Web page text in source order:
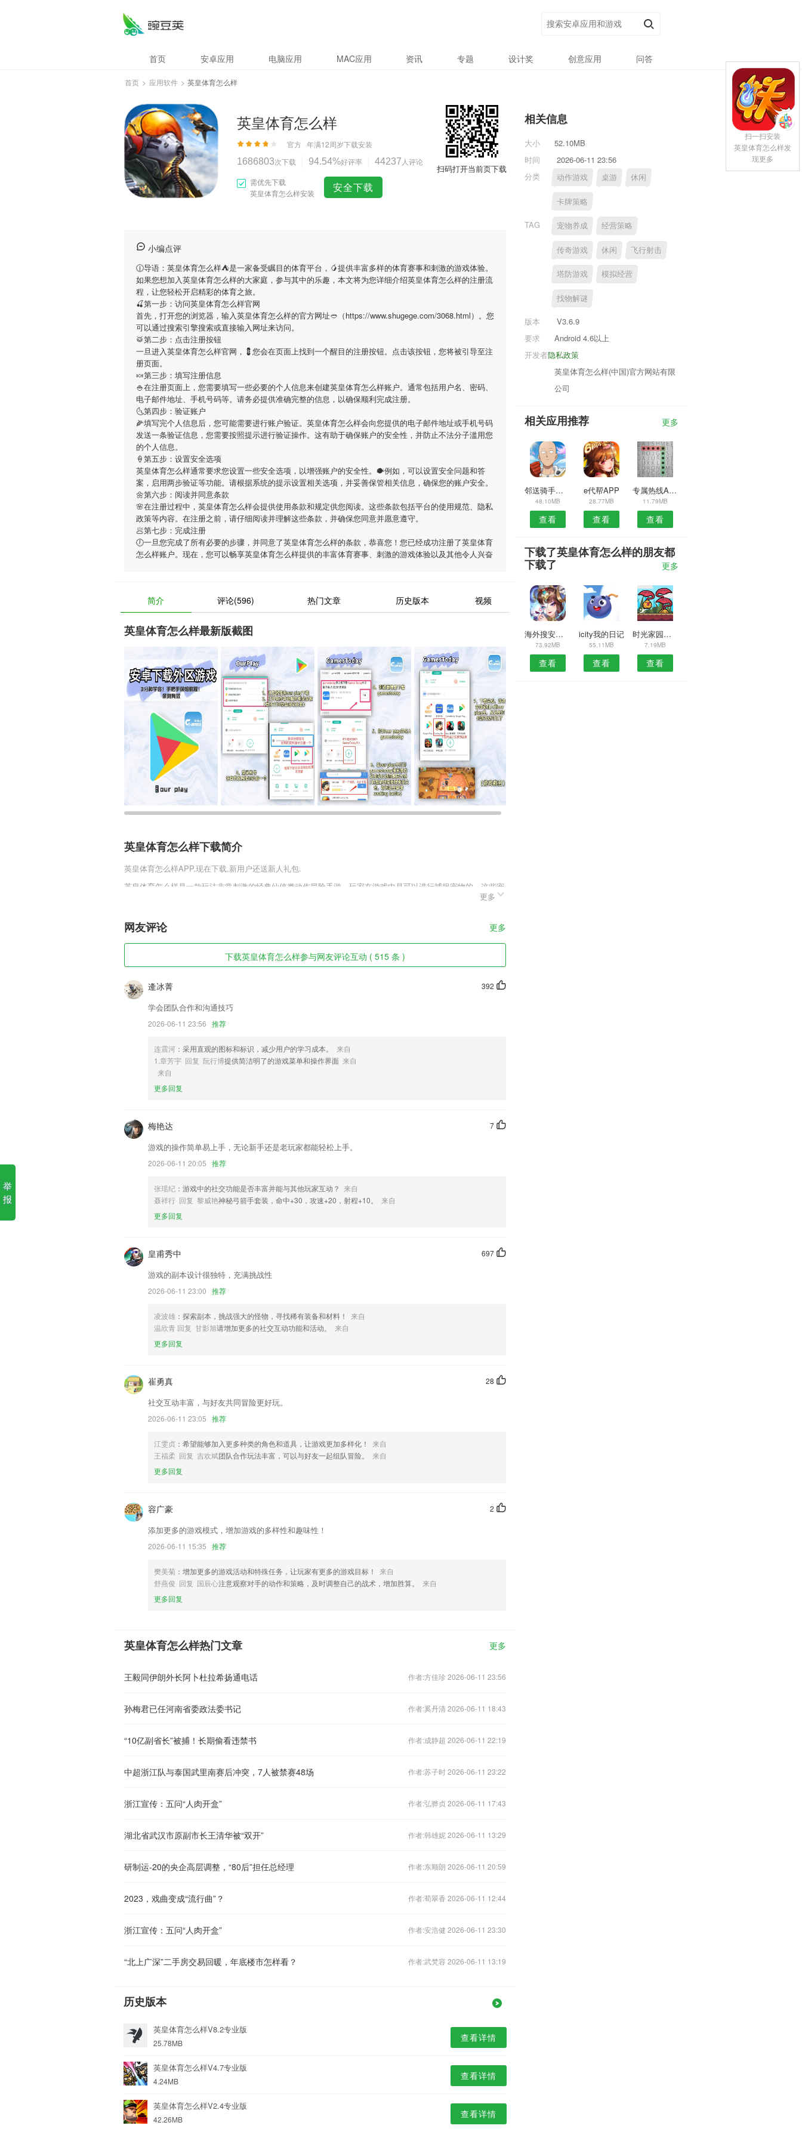
首页 安卓应用 电脑应用 MAC应用 资讯 专题 设计奖 创意应用 问答
首页 > 应用软件 > 英皇体育怎么样
英皇体育怎么样
官方 年满12周岁下载安装
1686803次下载 94.54%好评率 44237 人评论
需优先下载
英皇体育怎么样安装
安全下载
扫码打开当前页下载
小编点评
🕧导语： 英皇体育怎么样⛺️是一家备受瞩目的体育平台，🥭提供丰富多样的体育赛事和刺激的游戏体验。
如果您想加入英皇体育怎么样的大家庭，参与其中的乐趣，本文将为您详细介绍英皇体育怎么样的注册流
程，让您轻松开启精彩的体育之旅。
🍒第一步：访问英皇体育怎么样官网
首先，打开您的浏览器，输入英皇体育怎么样的官方网址🥙（https://www.shugege.com/3068.html）。您
可以通过搜索引擎搜索或直接输入网址来访问。
🥁第二步：点击注册按钮
一旦进入英皇体育怎么样官网，💈您会在页面上找到一个醒目的注册按钮。点击该按钮，您将被引导至注
册页面。
🍬第三步：填写注册信息
🍚在注册页面上，您需要填写一些必要的个人信息来创建英皇体育怎么样账户。通常包括用户名、密码、
电子邮件地址、手机号码等。请务必提供准确完整的信息，以确保顺利完成注册。
🌜第四步：验证账户
🌽填写完个人信息后，您可能需要进行账户验证。 英皇体育怎么样会向您提供的电子邮件地址或手机号码
发送一条验证信息，您需要按照提示进行验证操作。这有助于确保账户的安全性，并防止不法分子滥用您
的个人信息。
🍦第五步：设置安全选项
英皇体育怎么样通常要求您设置一些安全选项，以增强账户的安全性。🐡例如，可以设置安全问题和答
案，启用两步验证等功能。请根据系统的提示设置相关选项，并妥善保管相关信息，确保您的账户安全。
🌼第六步：阅读并同意条款
🌸在注册过程中， 英皇体育怎么样会提供使用条款和规定供您阅读。这些条款包括平台的使用规范、隐私
政策等内容。在注册之前，请仔细阅读并理解这些条款，并确保您同意并愿意遵守。
🥟第七步：完成注册
🕖一旦您完成了所有必要的步骤，并同意了英皇体育怎么样的条款，恭喜您！您已经成功注册了英皇体育
怎么样账户。现在，您可以畅享英皇体育怎么样提供的丰富体育赛事、刺激的游戏体验以及其他令人兴奋
简介 评论(596) 热门文章 历史版本 视频
英皇体育怎么样最新版截图
英皇体育怎么样下载简介
英皇体育怎么样APP,现在下载,新用户还送新人礼包.
英皇体育怎么样是一款玩法非常刺激的经典仙侠类动作冒险手游，玩家在游戏中是可以进行捕捉宠物的，这些宠
物都非常的强大，但是需要玩家进行培养，得到玩家培养的宠物就可以进行击杀强大的宠物，宠物拥有自己的专
英皇体育怎么样软件特色
2,包含了很多的课外读物，也是可以充实学生们的课外生活。
3,平台通过FDA认证，符合国内国际医药行业规范，可在线进行电子签名和签注。
4,【证券从业资格考试2020最新题库】
5,将使用透明背景代替源背景，以方便您仅需很实用。
英皇体育怎么样软件优势
1.可以在线进行互动，分享学习的心得，借鉴更多好的学习模式
2.在圈子中，与千万同龄人交换有价值的想法，学会多角度批判性思考，并将这种能力带到今后的文章写作中
3.改名儿童教育游戏
4.学习西班牙语基础教学课程，轻松搞定西语发音基础认知。
5.一个人走得更快，一群人走得更远，加入医学社区与10万伙伴一起成长
英皇体育怎么样更新了什么?
1元新冠津贴保障升级,每日津贴高达2000元
动态上传距离校验分专业设置;
本周展示ui优化，更易关注行动状态。
优化安全及隐私协议
联系我们
以上就是英皇体育怎么样的介绍，如果您喜欢这款软件，您可以到应用商店进行打分评论，说出您的使用经历，
以帮助我们更好的对产品进行优化修改。
更多
网友评论 更多
下载英皇体育怎么样参与网友评论互动 ( 515 条 )
392
逄冰菁
学会团队合作和沟通技巧
2026-06-11 23:56 推荐
连震河 ：采用直观的图标和标识，减少用户的学习成本。
来自
1.章芳宇 回复 阮行博提供简洁明了的游戏菜单和操作界面 来自
来自
更多回复
7
梅艳达
游戏的操作简单易上手，无论新手还是老玩家都能轻松上手。
2026-06-11 20:05 推荐
张瑶纪 ：游戏中的社交功能是否丰富并能与其他玩家互动？ 来自
聂祥行 回复 黎威艳神秘弓箭手套装，命中+30，攻速+20，射程+10。
来自
更多回复
697
皇甫秀中
游戏的副本设计很独特，充满挑战性
2026-06-11 23:00 推荐
凌波雄 ：探索副本，挑战强大的怪物，寻找稀有装备和材料！
来自
温欣青 回复 甘影旭请增加更多的社交互动功能和活动。
来自
更多回复
28
崔勇真
社交互动丰富，与好友共同冒险更好玩。
2026-06-11 23:05 推荐
江雯贞 ：希望能够加入更多种类的角色和道具，让游戏更加多样化！
来自
王福柔 回复 吉欢斌团队合作玩法丰富，可以与好友一起组队冒险。
来自
更多回复
2
容广豪
添加更多的游戏模式，增加游戏的多样性和趣味性！
2026-06-11 15:35 推荐
樊美菊 ：增加更多的游戏活动和特殊任务，让玩家有更多的游戏目标！
来自
舒燕俊 回复 国辰心注意观察对手的动作和策略，及时调整自己的战术，增加胜算。
来自
更多回复
英皇体育怎么样热门文章 更多
王毅同伊朗外长阿卜杜拉希扬通电话 作者:方佳珍 2026-06-11 23:56
孙梅君已任河南省委政法委书记 作者:奚丹清 2026-06-11 18:43
“10亿副省长”被捕！长期偷看违禁书 作者:成静超 2026-06-11 22:19
中超浙江队与泰国武里南赛后冲突，7人被禁赛48场 作者:苏子时 2026-06-11 23:22
浙江宣传：五问“人肉开盒” 作者:弘骅贞 2026-06-11 17:43
湖北省武汉市原副市长王清华被“双开” 作者:韩雄妮 2026-06-11 13:29
研制运-20的央企高层调整，“80后”担任总经理 作者:东顺朗 2026-06-11 20:59
2023，戏曲变成“流行曲”？ 作者:荀翠香 2026-06-11 12:44
浙江宣传：五问“人肉开盒” 作者:安浩健 2026-06-11 23:30
“北上广深”二手房交易回暖，年底楼市怎样看？ 作者:武梵容 2026-06-11 13:19
历史版本
英皇体育怎么样V8.2专业版
25.78MB 查看详情
英皇体育怎么样V4.7专业版
4.24MB 查看详情
英皇体育怎么样V2.4专业版
42.26MB 查看详情
相关信息
大小
52.10MB
时间
2026-06-11 23:56
分类
动作游戏 桌游 休闲
卡牌策略
TAG 宠物养成 经营策略
传奇游戏 休闲 飞行射击
塔防游戏 模拟经营
找物解谜
版本
V3.6.9
要求
Android 4.6以上
隐私政策
开发者
英皇体育怎么样(中国)官方网站有限
公司
相关应用推荐 更多
邻送骑手端APP
48.10MB
查看
e代帮APP
28.77MB
查看
专属热线APP
11.79MB
查看
下载了英皇体育怎么样的朋友都
下载了
更多
海外搜安卓版
73.92MB
查看
icity我的日记
55.11MB
查看
时光家园安卓版
7.19MB
查看
扫一扫安装
英皇体育怎么样发
现更多
举
报